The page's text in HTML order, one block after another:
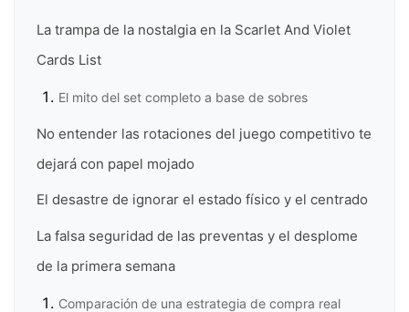
La trampa de la nostalgia en la Scarlet And Violet
Cards List
El mito del set completo a base de sobres
No entender las rotaciones del juego competitivo te
dejará con papel mojado
El desastre de ignorar el estado físico y el centrado
La falsa seguridad de las preventas y el desplome
de la primera semana
Comparación de una estrategia de compra real